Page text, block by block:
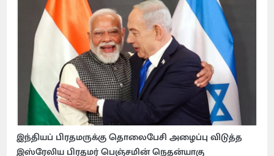
இந்தியப் பிரதமருக்கு தொலைபேசி அழைப்பு விடுத்த
இஸ்ரேலிய பிரதமர் பெஞ்சமின் நெதன்யாகு